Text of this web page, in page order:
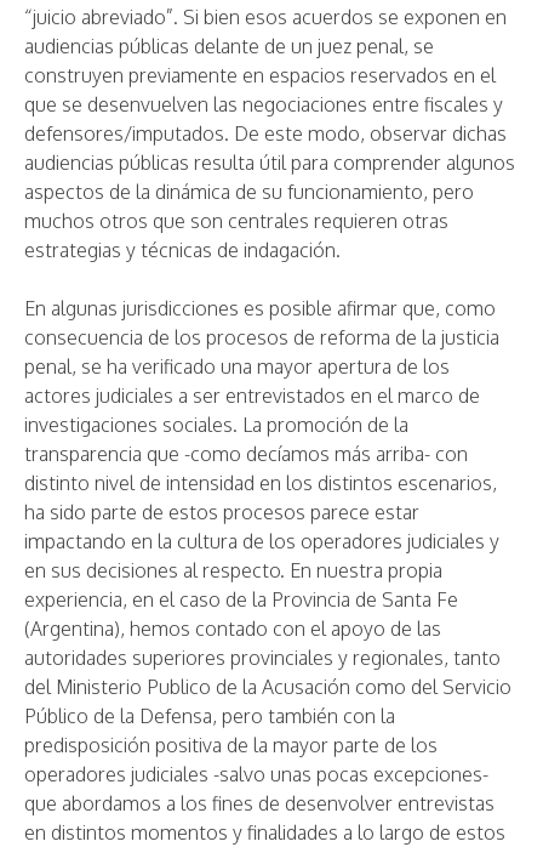
“juicio abreviado”. Si bien esos acuerdos se exponen en
audiencias públicas delante de un juez penal, se
construyen previamente en espacios reservados en el
que se desenvuelven las negociaciones entre fiscales y
defensores/imputados. De este modo, observar dichas
audiencias públicas resulta útil para comprender algunos
aspectos de la dinámica de su funcionamiento, pero
muchos otros que son centrales requieren otras
estrategias y técnicas de indagación.
En algunas jurisdicciones es posible afirmar que, como
consecuencia de los procesos de reforma de la justicia
penal, se ha verificado una mayor apertura de los
actores judiciales a ser entrevistados en el marco de
investigaciones sociales. La promoción de la
transparencia que -como decíamos más arriba- con
distinto nivel de intensidad en los distintos escenarios,
ha sido parte de estos procesos parece estar
impactando en la cultura de los operadores judiciales y
en sus decisiones al respecto. En nuestra propia
experiencia, en el caso de la Provincia de Santa Fe
(Argentina), hemos contado con el apoyo de las
autoridades superiores provinciales y regionales, tanto
del Ministerio Publico de la Acusación como del Servicio
Público de la Defensa, pero también con la
predisposición positiva de la mayor parte de los
operadores judiciales -salvo unas pocas excepciones-
que abordamos a los fines de desenvolver entrevistas
en distintos momentos y finalidades a lo largo de estos